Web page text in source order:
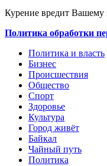
Курение вредит Вашему
Политика обработки
Политика и власть
Бизнес
Происшествия
Общество
Cпорт
Здоровье
Культура
Город живёт
Байкал
Чайный путь
Политика